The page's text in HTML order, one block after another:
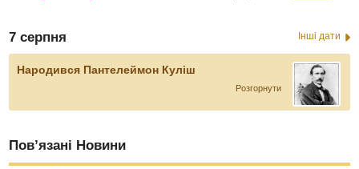
7 серпня Інші дати
Народився Пантелеймон Куліш
Розгорнути
Пов’язані Новини